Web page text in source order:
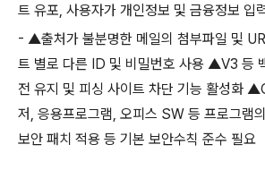
트 유포, 사용자가 개인정보 및 금융정보 입
- ▲출처가 불분명한 메일의 첨부파일 및
트 별로 다른 ID 및 비밀번호 사용 ▲V3 등
전 유지 및 피싱 사이트 차단 기능 활성화 ▲
저 , 응용프로그램, 오피스 SW 등 프로그램
보안 패치 적용 등 기본 보안수칙 준수 필요